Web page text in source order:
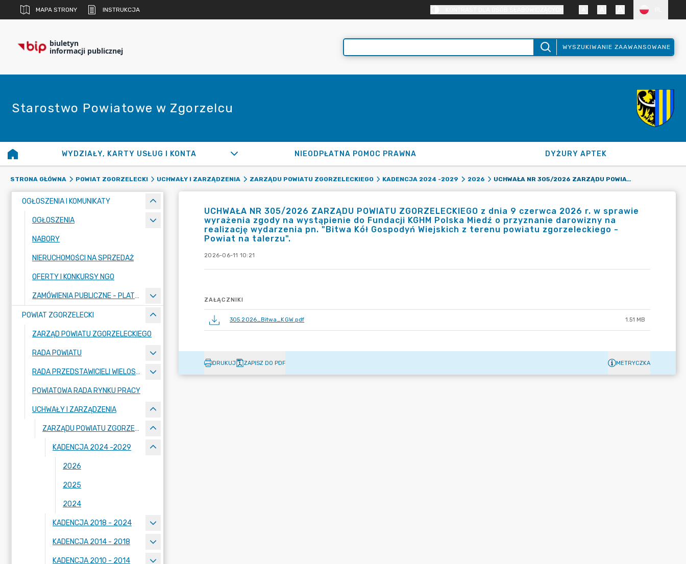
MAPA STRONY INSTRUKCJA
biuletyn
informacji publicznej WYSZUKIWANIE ZAAWANSOWANE
Starostwo Powiatowe w Zgorzelcu
WYDZIAŁY, KARTY USŁUG I KONTA NIEODPŁATNA POMOC PRAWNA DYŻURY APTEK
STRONA GŁÓWNA POWIAT ZGORZELECKI UCHWAŁY I ZARZĄDZENIA ZARZĄDU POWIATU ZGORZELECKIEGO KADENCJA 2024 -2029 2026 UCHWAŁA NR 305/2026 ZARZĄDU POWIATU ZGORZELECKIEGO Z DNIA 9 CZERWCA 2026 R. W SPRAWIE WYRAŻENIA ZGODY NA WYSTĄPIENIE DO FUNDACJI KGHM POLSKA MIEDŹ O PRZYZNANIE DAROWIZNY NA REALIZACJĘ WYDARZENIA PN. "BITWA KÓŁ GOSPODYŃ WIEJSKICH Z TERENU POWIATU ZGORZELECKIEGO - POWIAT NA TALERZU".
OGŁOSZENIA I KOMUNIKATY
OGŁOSZENIA
NABORY
NIERUCHOMOŚCI NA SPRZEDAŻ
OFERTY I KONKURSY NGO
ZAMÓWIENIA PUBLICZNE - PLATFORMA ZAKUPOWA
POWIAT ZGORZELECKI
ZARZĄD POWIATU ZGORZELECKIEGO
RADA POWIATU
RADA PRZEDSTAWICIELI WIELOSPECJALISTYCZNEGO ZESPOŁU OPIEKI ZDROWOTNEJ "BOLESŁAWIEC-ZGORZELEC" SAMODZIELNEGO PUBLICZNEGO ZAKŁADU OPIEKI ZDROWOTNEJ
POWIATOWA RADA RYNKU PRACY
UCHWAŁY I ZARZĄDZENIA
ZARZĄDU POWIATU ZGORZELECKIEGO
KADENCJA 2024 -2029
2026
2025
2024
KADENCJA 2018 - 2024
KADENCJA 2014 - 2018
KADENCJA 2010 - 2014
UCHWAŁA NR 305/2026 ZARZĄDU POWIATU ZGORZELECKIEGO z dnia 9 czerwca 2026 r. w sprawie
wyrażenia zgody na wystąpienie do Fundacji KGHM Polska Miedź o przyznanie darowizny na
realizację wydarzenia pn. "Bitwa Kół Gospodyń Wiejskich z terenu powiatu zgorzeleckiego -
Powiat na talerzu".
2026-06-11 10:21
ZAŁĄCZNIKI
305.2026_Bitwa_KGW.pdf 1.51 MB
DRUKUJ ZAPISZ DO PDF METRYCZKA